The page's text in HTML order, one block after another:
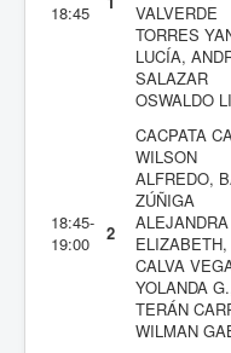
18:45
VALVERDE
TORRES
LUCÍA,
SALAZAR
OSWALDO
18:45-
19:00
2
CACPATA
WILSON
ALFREDO,
ZÚÑIGA
ALEJANDRA
ELIZABETH,
CALVA
YOLANDA
TERÁN
WILMAN